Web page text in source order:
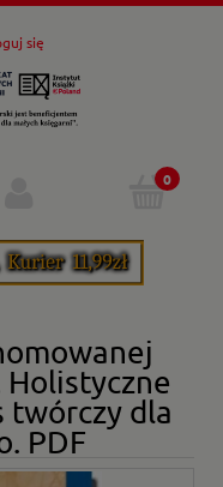
się
twórczy dla
PDF